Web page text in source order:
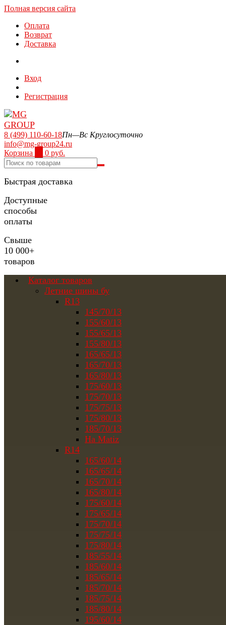
Полная версия сайта
Оплата
Возврат
Доставка
Вход
Регистрация
8 (499) 110-60-18Пн—Вс Круглосуточно
info@mg-group24.ru
Корзина
0 руб.
Быстрая доставка
Доступные
способы
оплаты
Свыше
10 000+
товаров
Каталог товаров
Летние шины бу
R13
145/70/13
155/60/13
155/65/13
155/80/13
165/65/13
165/70/13
165/80/13
175/60/13
175/70/13
175/75/13
175/80/13
185/70/13
На Matiz
R14
165/60/14
165/65/14
165/70/14
165/80/14
175/60/14
175/65/14
175/70/14
175/75/14
175/80/14
185/55/14
185/60/14
185/65/14
185/70/14
185/75/14
185/80/14
195/60/14